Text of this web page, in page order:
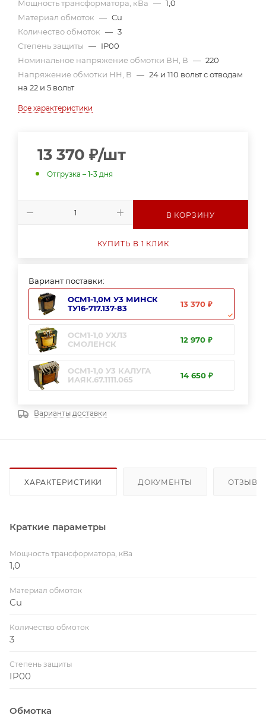
Мощность трансформатора, кВа — 1,0
Материал обмоток — Cu
Количество обмоток — 3
Степень защиты — IP00
Номинальное напряжение обмотки ВН, В — 220
Напряжение обмотки НН, В — 24 и 110 вольт с отводам
на 22 и 5 вольт
Все характеристики
13 370 ₽/шт
Отгрузка – 1-3 дня
В КОРЗИНУ
КУПИТЬ В 1 КЛИК
Вариант поставки:
ОСМ1-1,0М У3 МИНСК
ТУ16-717.137-83
13 370 ₽
ОСМ1-1,0 УХЛ3
СМОЛЕНСК
12 970 ₽
ОСМ1-1,0 У3 КАЛУГА
ИАЯК.67.1111.065
14 650 ₽
Варианты доставки
ХАРАКТЕРИСТИКИ ДОКУМЕНТЫ ОТЗЫВЫ
Краткие параметры
Мощность трансформатора, кВа
1,0
Материал обмоток
Cu
Количество обмоток
3
Степень защиты
IP00
Обмотка